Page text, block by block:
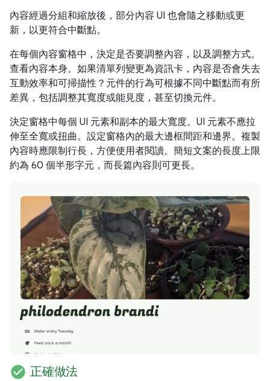
內容經過分組和縮放後，部分內容 UI 也會隨之移動或更
新，以更符合中斷點。
在每個內容窗格中，決定是否要調整內容，以及調整方式。
查看內容本身。如果清單列變更為資訊卡，內容是否會失去
互動效率和可掃描性？元件的行為可根據不同中斷點而有所
差異，包括調整其寬度或能見度，甚至切換元件。
決定窗格中每個 UI 元素和副本的最大寬度。UI 元素不應拉
伸至全寬或扭曲。設定窗格內的最大邊框間距和邊界。複製
內容時應限制行長，方便使用者閱讀。簡短文案的長度上限
約為 60 個半形字元，而長篇內容則可更長。
check_circle 正確做法